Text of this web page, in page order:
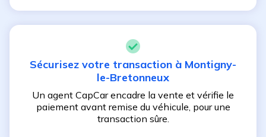
Sécurisez votre transaction à Montigny-
le-Bretonneux
Un agent CapCar encadre la vente et vérifie le
paiement avant remise du véhicule, pour une
transaction sûre.